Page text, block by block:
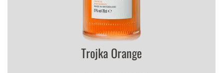
Trojka Orange